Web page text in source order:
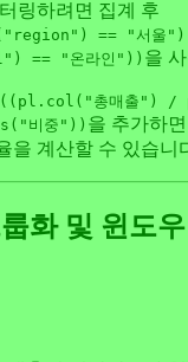
링하려면 집계 후
== "서울")
== "온라인")) 을
총매출") /
비중")) 을 추가하
을 계산할 수 있습니
화 및 윈도